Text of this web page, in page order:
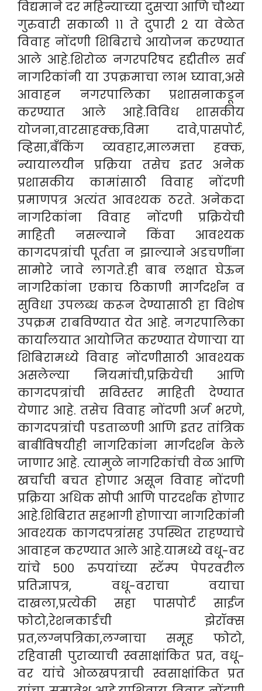
विद्यमाने दर महिन्याच्या दुसऱ्या आणि चौथ्या
गुरुवारी सकाळी ११ ते दुपारी २ या वेळेत
विवाह नोंदणी शिबिराचे आयोजन करण्यात
आले आहे.शिरोळ नगरपरिषद हद्दीतील सर्व
नागरिकांनी या उपक्रमाचा लाभ घ्यावा,असे
आवाहन नगरपालिका प्रशासनाकडून
करण्यात आले आहे.विविध शासकीय
योजना,वारसाहक्क,विमा दावे,पासपोर्ट,
व्हिसा,बँकिंग व्यवहार,मालमत्ता हक्क,
न्यायालयीन प्रक्रिया तसेच इतर अनेक
प्रशासकीय कामांसाठी विवाह नोंदणी
प्रमाणपत्र अत्यंत आवश्यक ठरते. अनेकदा
नागरिकांना विवाह नोंदणी प्रक्रियेची
माहिती नसल्याने किंवा आवश्यक
कागदपत्रांची पूर्तता न झाल्याने अडचणींना
सामोरे जावे लागते.ही बाब लक्षात घेऊन
नागरिकांना एकाच ठिकाणी मार्गदर्शन व
सुविधा उपलब्ध करून देण्यासाठी हा विशेष
उपक्रम राबविण्यात येत आहे. नगरपालिका
कार्यालयात आयोजित करण्यात येणाऱ्या या
शिबिरामध्ये विवाह नोंदणीसाठी आवश्यक
असलेल्या नियमांची,प्रक्रियेची आणि
कागदपत्रांची सविस्तर माहिती देण्यात
येणार आहे. तसेच विवाह नोंदणी अर्ज भरणे,
कागदपत्रांची पडताळणी आणि इतर तांत्रिक
बाबींविषयीही नागरिकांना मार्गदर्शन केले
जाणार आहे. त्यामुळे नागरिकांची वेळ आणि
खर्चाची बचत होणार असून विवाह नोंदणी
प्रक्रिया अधिक सोपी आणि पारदर्शक होणार
आहे.शिबिरात सहभागी होणाऱ्या नागरिकांनी
आवश्यक कागदपत्रांसह उपस्थित राहण्याचे
आवाहन करण्यात आले आहे.यामध्ये वधू-वर
यांचे ५०० रुपयांच्या स्टॅम्प पेपरवरील
प्रतिज्ञापत्र, वधू-वराचा वयाचा
दाखला,प्रत्येकी सहा पासपोर्ट साईज
फोटो,रेशनकार्डची झेरॉक्स
प्रत,लग्नपत्रिका,लग्नाचा समूह फोटो,
रहिवासी पुराव्याची स्वसाक्षांकित प्रत, वधू-
वर यांचे ओळखपत्राची स्वसाक्षांकित प्रत